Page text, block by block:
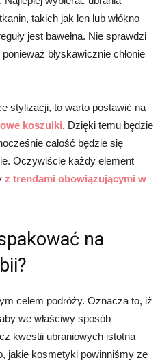
takich jak len lub włókno
jest bawełna. Nie sprawdzi
błyskawicznie chłonie
stylizacji, to warto postawić na
koszulki. Dzięki temu będzie
całość będzie się
Oczywiście każdy element
z trendami obowiązującymi w
na
celem podróży. Oznacza to, iż
we właściwy sposób
kwestii ubraniowych istotna
jakie kosmetyki powinniśmy ze